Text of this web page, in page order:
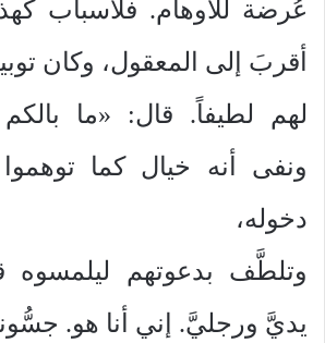
عُرضة للأوهام. فلأسباب
أقربَ إلى المعقول، وكان
لهم لطيفاً. قال: «ما
ونفى أنه خيال كما
دخوله،
وتلطَّف بدعوتهم ليلمسوه
يديَّ ورجليَّ. إني أنا هو.